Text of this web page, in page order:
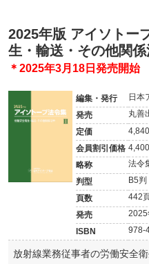
2025年版 アイソトー
生・輸送・その他関係
＊2025年3月18日発売開始
編集・発行 日本
発売 丸善
定価
会員割引価格
略称 法令
判型 B5判
頁数 442
発売 2025
ISBN 978-
放射線業務従事者の労働安全